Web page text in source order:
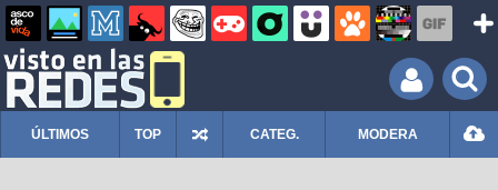
ÚLTIMOS TOP CATEG. MODERA